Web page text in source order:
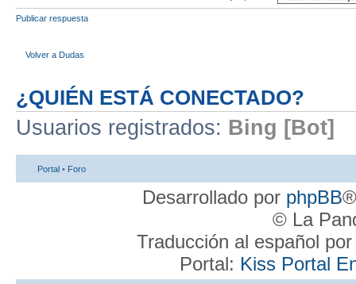
Publicar respuesta
Volver a Dudas
¿QUIÉN ESTÁ CONECTADO?
Usuarios registrados: Bing [Bot]
Portal • Foro
Desarrollado por phpBB
© La
Traducción al español
Portal: Kiss Portal